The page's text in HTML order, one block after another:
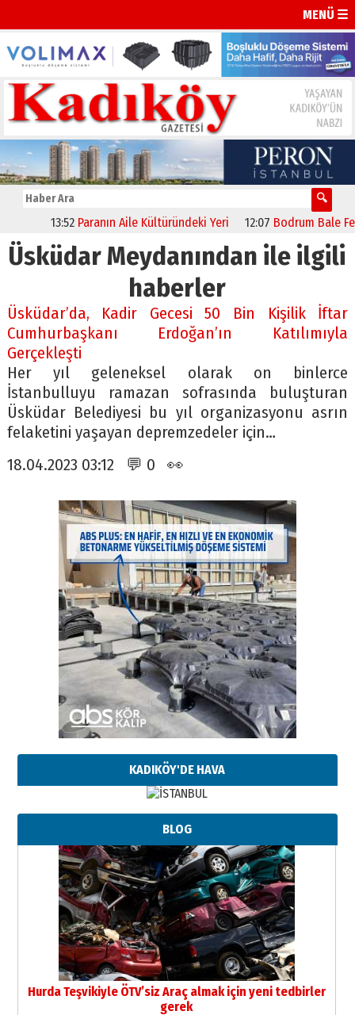
MENÜ ☰
13:52 Paranın Aile Kültüründeki Yeri 12:07 Bodrum Bale
Üsküdar Meydanından ile ilgili
haberler
Üsküdar’da, Kadir Gecesi 50 Bin Kişilik İftar
Cumhurbaşkanı Erdoğan’ın Katılımıyla
Gerçekleşti
Her yıl geleneksel olarak on binlerce
İstanbulluyu ramazan sofrasında buluşturan
Üsküdar Belediyesi bu yıl organizasyonu asrın
felaketini yaşayan depremzedeler için…
18.04.2023 03:12 💬 0 👀
KADIKÖY'DE HAVA
BLOG
Hurda Teşvikiyle ÖTV’siz Araç almak için yeni tedbirler
gerek